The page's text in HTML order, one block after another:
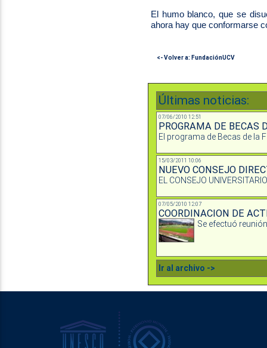
El humo blanco, que se
ahora hay que conformarse
<- Volver a: FundaciónUCV
Últimas noticias:
07/06/2010 12:51
PROGRAMA DE BECAS
El programa de Becas de la
15/03/2011 10:06
NUEVO CONSEJO
EL CONSEJO
07/05/2010 12:07
COORDINACION DE
Se efectuó
Ir al archivo ->